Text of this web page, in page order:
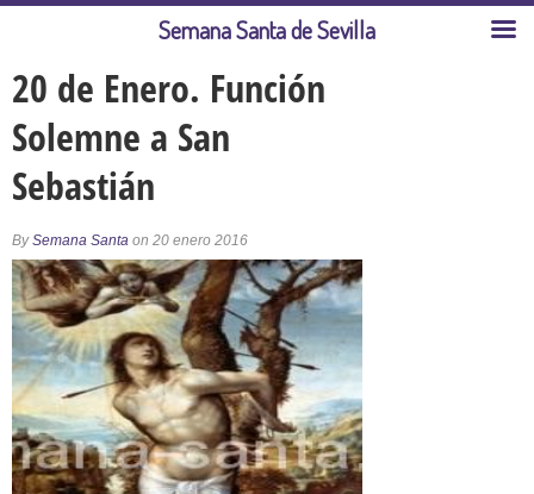
20 de Enero. Función
Solemne a San
Sebastián
BySemana Santa on 20 enero 2016
Semana Santa de Sevilla